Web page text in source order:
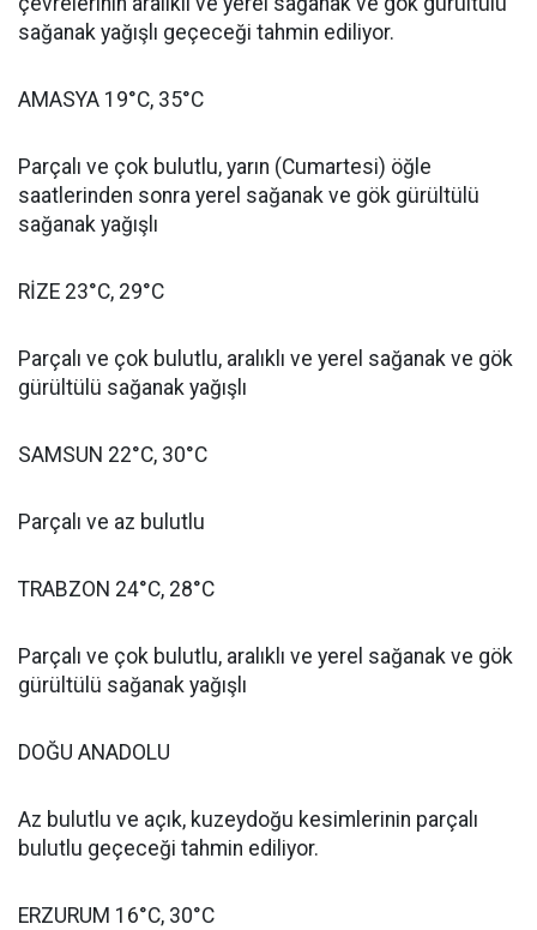
sağanak yağışlı geçeceği tahmin ediliyor.
AMASYA 19°C, 35°C
Parçalı ve çok bulutlu, yarın (Cumartesi) öğle
saatlerinden sonra yerel sağanak ve gök gürültülü
sağanak yağışlı
RİZE 23°C, 29°C
Parçalı ve çok bulutlu, aralıklı ve yerel sağanak ve gök
gürültülü sağanak yağışlı
SAMSUN 22°C, 30°C
Parçalı ve az bulutlu
TRABZON 24°C, 28°C
Parçalı ve çok bulutlu, aralıklı ve yerel sağanak ve gök
gürültülü sağanak yağışlı
DOĞU ANADOLU
Az bulutlu ve açık, kuzeydoğu kesimlerinin parçalı
bulutlu geçeceği tahmin ediliyor.
ERZURUM 16°C, 30°C